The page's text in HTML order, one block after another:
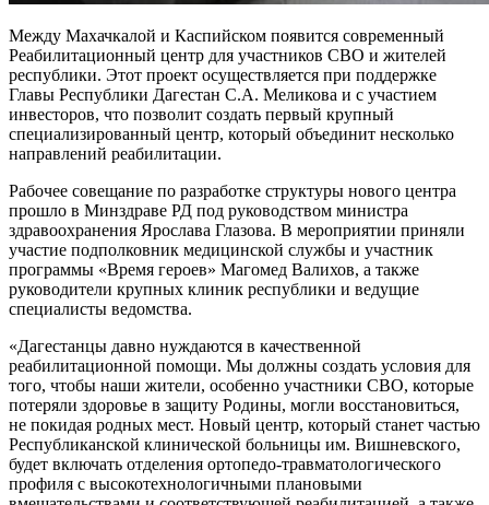
Между Махачкалой и Каспийском появится современный
Реабилитационный центр для участников СВО и жителей
республики. Этот проект осуществляется при поддержке
Главы Республики Дагестан С.А. Меликова и с участием
инвесторов, что позволит создать первый крупный
специализированный центр, который объединит несколько
направлений реабилитации.
Рабочее совещание по разработке структуры нового центра
прошло в Минздраве РД под руководством министра
здравоохранения Ярослава Глазова. В мероприятии приняли
участие подполковник медицинской службы и участник
программы «Время героев» Магомед Валихов, а также
руководители крупных клиник республики и ведущие
специалисты ведомства.
«Дагестанцы давно нуждаются в качественной
реабилитационной помощи. Мы должны создать условия для
того, чтобы наши жители, особенно участники СВО, которые
потеряли здоровье в защиту Родины, могли восстановиться,
не покидая родных мест. Новый центр, который станет частью
Республиканской клинической больницы им. Вишневского,
будет включать отделения ортопедо-травматологического
профиля с высокотехнологичными плановыми